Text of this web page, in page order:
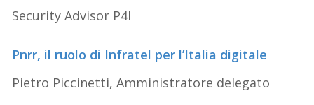
Security Advisor P4I
Pnrr, il ruolo di Infratel per l’Italia digitale
Pietro Piccinetti, Amministratore delegato